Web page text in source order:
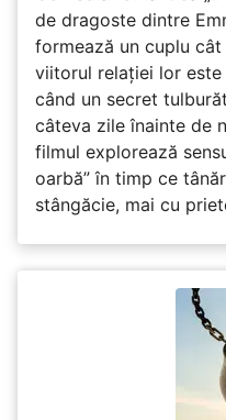
de dragoste dintre
formează un cuplu
viitorul relației lor
când un secret
câteva zile înainte de
filmul explorează
oarbă” în timp ce
stângăcie, mai cu